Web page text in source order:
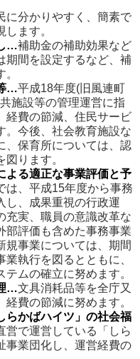
に分かりやすく、簡素で
ます。
…補助金の補助効果など
期間を設定するなど、補
…平成18年度(旧風連町
施設等の管理運営に指
経費の節減、住民サービ
。今後、社会教育施設な
、保育所については、認
ります。
よる適正な事業評価と予
は、平成15年度から事務
し、成果重視の行政運
充実、職員の意識改革な
部評価も含めた事務事業
規事業については、期間
執行を図るとともに、
ムの確立に努めます。
…文具消耗品等を全庁又
費の節減に努めます。
らかばハイツ」の社会福
営で運営している「しら
事業団化し、運営経費の